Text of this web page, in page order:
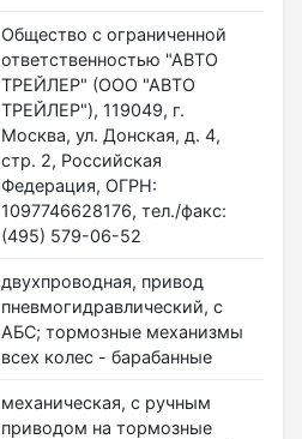
Общество с ограниченной
ответственностью "АВТО
ТРЕЙЛЕР" (ООО "АВТО
ТРЕЙЛЕР"), 119049, г.
Москва, ул. Донская, д. 4,
стр. 2, Российская
Федерация, ОГРН:
1097746628176, тел./факс:
(495) 579-06-52
двухпроводная, привод
пневмогидравлический, с
АБС; тормозные механизмы
всех колес - барабанные
механическая, с ручным
приводом на тормозные